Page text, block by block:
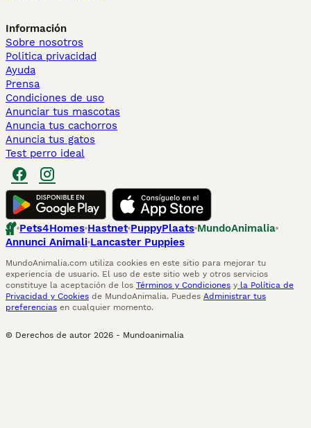
Información
Sobre nosotros
Politica privacidad
Ayuda
Prensa
Condiciones de uso
Anunciar tus mascotas
Anuncia tus cachorros
Anuncia tus gatos
Test perro ideal
Pets4Homes Hastnet PuppyPlaats MundoAnimalia
Annunci Animali Lancaster Puppies
MundoAnimalia.com utiliza cookies en este sitio para mejorar tu
experiencia de usuario. El uso de este sitio web y otros servicios
constituye la aceptación de los Términos y Condiciones y la Política de
Privacidad y Cookies de MundoAnimalia. Puedes Administrar tus
preferencias en cualquier momento.
© Derechos de autor 2026 - Mundoanimalia